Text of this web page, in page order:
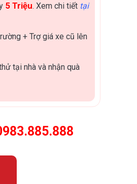
5 Triệu. Xem chi tiết tại
+ Trợ giá xe cũ lên
tại nhà và nhận quà